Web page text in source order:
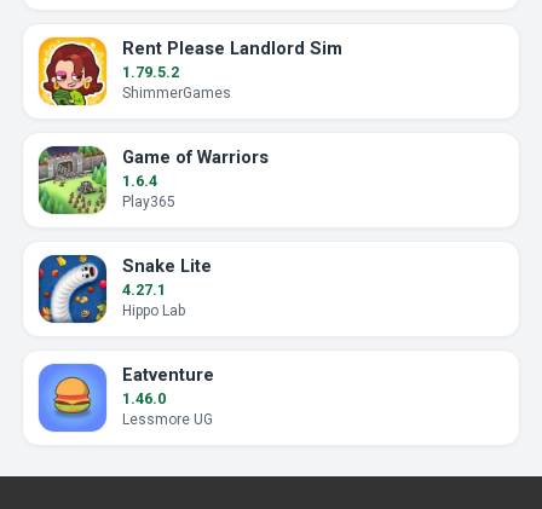
Rent Please Landlord Sim
1.79.5.2
ShimmerGames
Game of Warriors
1.6.4
Play365
Snake Lite
4.27.1
Hippo Lab
Eatventure
1.46.0
Lessmore UG